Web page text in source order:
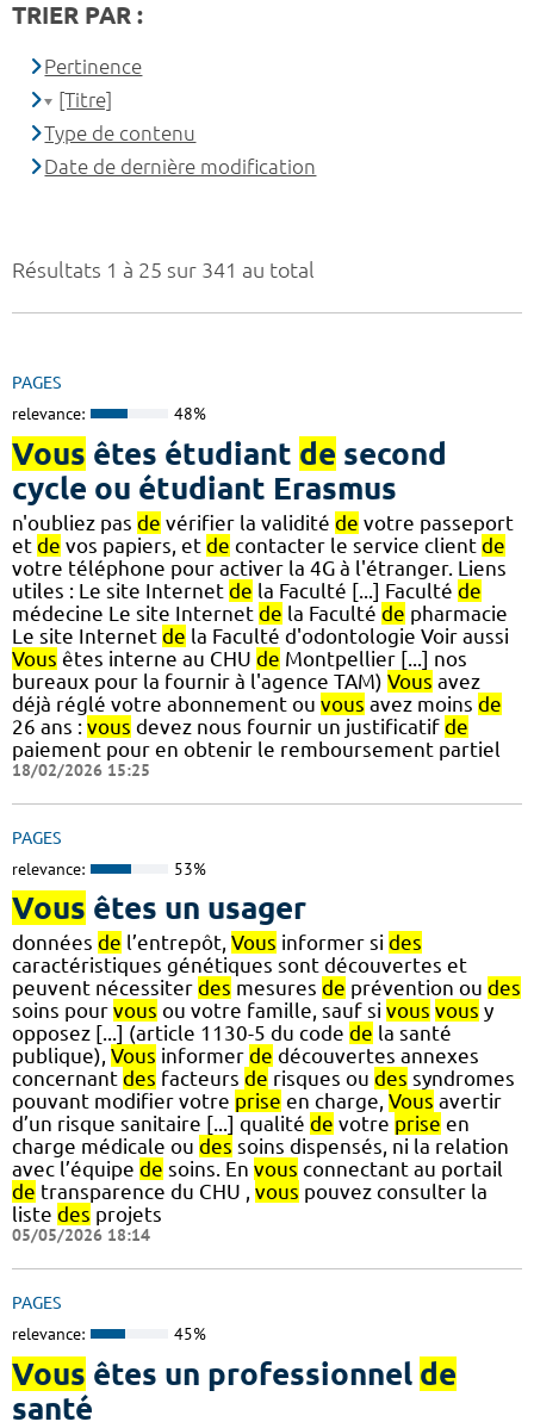
Résultats 1 à 25 sur 341 au total
PAGES
relevance: 48%
Vous êtes étudiant de second
cycle ou étudiant Erasmus
n'oubliez pas de vérifier la validité de votre passeport
et de vos papiers, et de contacter le service client de
votre téléphone pour activer la 4G à l'étranger. Liens
utiles : Le site Internet de la Faculté [...] Faculté de
médecine Le site Internet de la Faculté de pharmacie
Le site Internet de la Faculté d'odontologie Voir aussi
Vous êtes interne au CHU de Montpellier [...] nos
bureaux pour la fournir à l'agence TAM) Vous avez
déjà réglé votre abonnement ou vous avez moins de
26 ans : vous devez nous fournir un justificatif de
paiement pour en obtenir le remboursement partiel
18/02/2026 15:25
PAGES
relevance: 53%
Vous êtes un usager
données de l’entrepôt, Vous informer si des
caractéristiques génétiques sont découvertes et
peuvent nécessiter des mesures de prévention ou des
soins pour vous ou votre famille, sauf si vous vous y
opposez [...] (article 1130-5 du code de la santé
publique), Vous informer de découvertes annexes
concernant des facteurs de risques ou des syndromes
pouvant modifier votre prise en charge, Vous avertir
d’un risque sanitaire [...] qualité de votre prise en
charge médicale ou des soins dispensés, ni la relation
avec l’équipe de soins. En vous connectant au portail
de transparence du CHU , vous pouvez consulter la
liste des projets
05/05/2026 18:14
PAGES
relevance: 45%
Vous êtes un professionnel de
santé
TRIER PAR :
Pertinence
[Titre]
Type de contenu
Date de dernière modification